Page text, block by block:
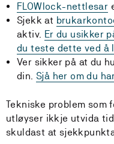
FLOWlock-nettlesar
Sjekk at
aktiv. Er du usikker
du teste dette ved å
Ver sikker på at du
din. Sjå her om du
Tekniske problem som
utløyser ikkje utvida
skuldast at